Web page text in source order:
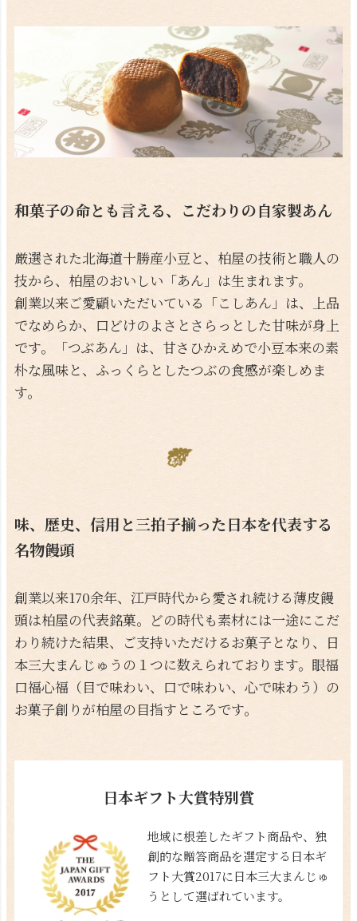
和菓子の命とも言える、こだわりの自家製あん
厳選された北海道十勝産小豆と、柏屋の技術と職人の
技から、柏屋のおいしい「あん」は生まれます。
創業以来ご愛顧いただいている「こしあん」は、上品
でなめらか、口どけのよさとさらっとした甘味が身上
です。「つぶあん」は、甘さひかえめで小豆本来の素
朴な風味と、ふっくらとしたつぶの食感が楽しめま
す。
味、歴史、信用と三拍子揃った日本を代表する
名物饅頭
創業以来170余年、江戸時代から愛され続ける薄皮饅
頭は柏屋の代表銘菓。どの時代も素材には一途にこだ
わり続けた結果、ご支持いただけるお菓子となり、日
本三大まんじゅうの１つに数えられております。眼福
口福心福（目で味わい、口で味わい、心で味わう）の
お菓子創りが柏屋の目指すところです。
日本ギフト大賞特別賞
地域に根差したギフト商品や、独
創的な贈答商品を選定する日本ギ
フト大賞2017に日本三大まんじゅ
うとして選ばれています。